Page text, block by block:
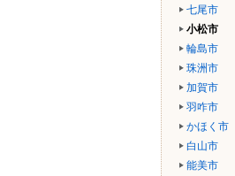
七尾市
小松市
輪島市
珠洲市
加賀市
羽咋市
かほく市
白山市
能美市